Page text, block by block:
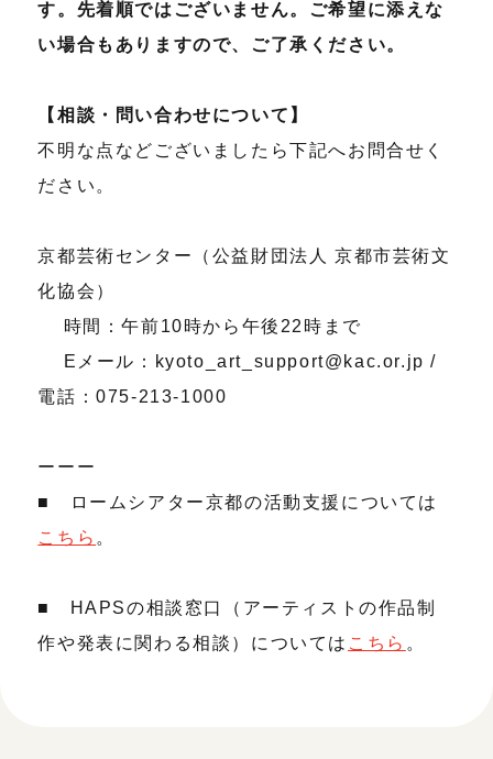
す。先着順ではございません。ご希望に添えな
い場合もありますので、ご了承ください。
【相談・問い合わせについて】
不明な点などございましたら下記へお問合せく
ださい。
京都芸術センター（公益財団法人 京都市芸術文
化協会）
時間：午前10時から午後22時まで
Eメール：kyoto_art_support@kac.or.jp /
電話：075-213-1000
ーーー
■ ロームシアター京都の活動支援については
こちら 。
■ HAPSの相談窓口（アーティストの作品制
作や発表に関わる相談）については こちら 。